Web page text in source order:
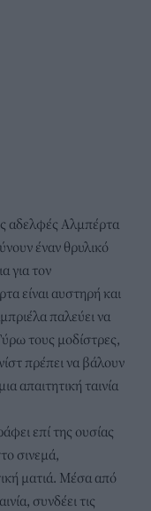
αδελφές Aλμπέρτα
έναν θρυλικό
για τον
είναι αυστηρή και
παλεύει να
τους μοδίστρες,
πρέπει να βάλουν
απαιτητική ταινία
επί της ουσίας
σινεμά,
ματιά. Μέσα από
συνδέει τις